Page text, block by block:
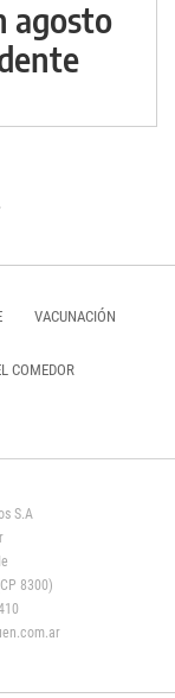
agosto
VACUNACIÓN
COMEDOR
S.A
8300)